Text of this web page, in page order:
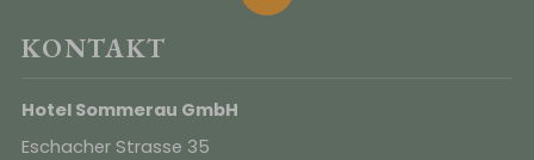
KONTAKT
Hotel Sommerau GmbH
Eschacher Strasse 35